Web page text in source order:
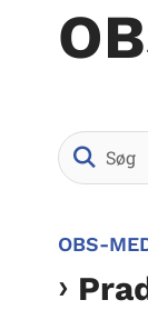
OBS-